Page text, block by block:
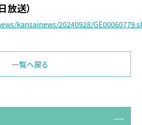
放送）
kansainews/20240928/
一覧へ戻る